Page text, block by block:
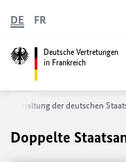
Deutsche Vertretungen
in Frankreich
DE FR
Beibehaltung der deutschen
Doppelte